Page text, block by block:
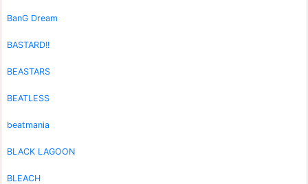
BanG Dream
BASTARD!!
BEASTARS
BEATLESS
beatmania
BLACK LAGOON
BLEACH